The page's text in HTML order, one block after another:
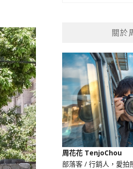
關於
周花花 TenjoChou
部落客 / 行銷人，愛拍